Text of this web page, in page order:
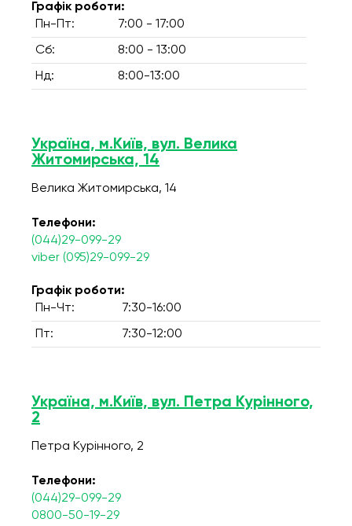
Графік роботи:
Пн-Пт:
7:00 - 17:00
Сб: 8:00 - 13:00
Нд: 8:00-13:00
Україна, м.Київ, вул. Велика
Житомирська, 14
Велика Житомирська, 14
Телефони:
(044)29-099-29
viber (095)29-099-29
Графік роботи:
Пн-Чт:
7:30-16:00
Пт: 7:30-12:00
Україна, м.Київ, вул. Петра Курінного,
2
Петра Курінного, 2
Телефони:
(044)29-099-29
0800-50-19-29